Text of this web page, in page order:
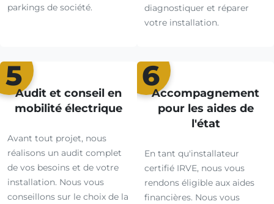
parkings de société.
diagnostiquer et réparer
votre installation.
5
Audit et conseil en
mobilité électrique
Avant tout projet, nous
réalisons un audit complet
de vos besoins et de votre
installation. Nous vous
conseillons sur le choix de la
6
Accompagnement
pour les aides de
l'état
En tant qu'installateur
certifié IRVE, nous vous
rendons éligible aux aides
financières. Nous vous